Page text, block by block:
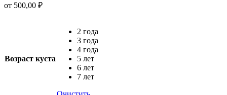
от 500,00 ₽
Возраст куста
2 года
3 года
4 года
5 лет
6 лет
7 лет